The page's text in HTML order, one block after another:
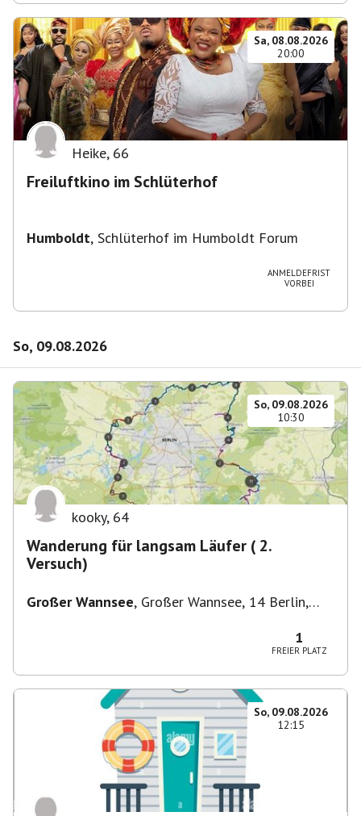
Sa, 08.08.2026
20:00
Heike, 66
Freiluftkino im Schlüterhof
Humboldt, Schlüterhof im Humboldt Forum
ANMELDEFRIST
VORBEI
So, 09.08.2026
So, 09.08.2026
10:30
kooky, 64
Wanderung für langsam Läufer ( 2.
Versuch)
Großer Wannsee, Großer Wannsee, 14 Berlin,
1
FREIER PLATZ
So, 09.08.2026
12:15